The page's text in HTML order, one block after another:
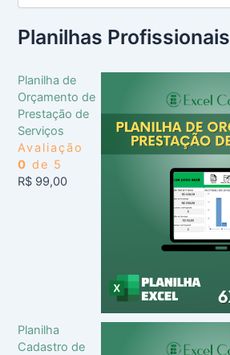
Planilhas Profissionais
Planilha de
Orçamento de
Prestação de
Serviços
Avaliação
0 de 5
R$ 99,00
Planilha
Cadastro de